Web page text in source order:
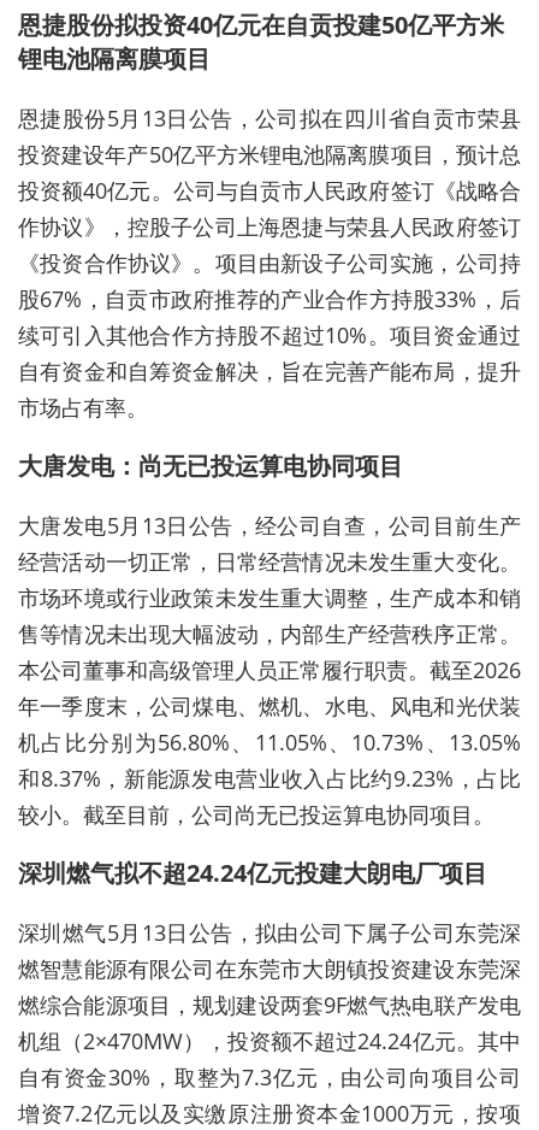
恩捷股份拟投资40亿元在自贡投建50亿平方米
锂电池隔离膜项目
恩捷股份5月13日公告，公司拟在四川省自贡市荣县
投资建设年产50亿平方米锂电池隔离膜项目，预计总
投资额40亿元。公司与自贡市人民政府签订《战略合
作协议》，控股子公司上海恩捷与荣县人民政府签订
《投资合作协议》。项目由新设子公司实施，公司持
股67%，自贡市政府推荐的产业合作方持股33%，后
续可引入其他合作方持股不超过10%。项目资金通过
自有资金和自筹资金解决，旨在完善产能布局，提升
市场占有率。
大唐发电：尚无已投运算电协同项目
大唐发电5月13日公告，经公司自查，公司目前生产
经营活动一切正常，日常经营情况未发生重大变化。
市场环境或行业政策未发生重大调整，生产成本和销
售等情况未出现大幅波动，内部生产经营秩序正常。
本公司董事和高级管理人员正常履行职责。截至2026
年一季度末，公司煤电、燃机、水电、风电和光伏装
机占比分别为56.80%、11.05%、10.73%、13.05%
和8.37%，新能源发电营业收入占比约9.23%，占比
较小。截至目前，公司尚无已投运算电协同项目。
深圳燃气拟不超24.24亿元投建大朗电厂项目
深圳燃气5月13日公告，拟由公司下属子公司东莞深
燃智慧能源有限公司在东莞市大朗镇投资建设东莞深
燃综合能源项目，规划建设两套9F燃气热电联产发电
机组（2×470MW），投资额不超过24.24亿元。其中
自有资金30%，取整为7.3亿元，由公司向项目公司
增资7.2亿元以及实缴原注册资本金1000万元，按项